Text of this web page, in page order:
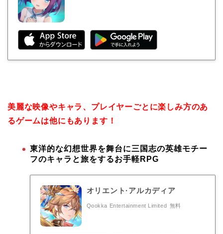
美麗な映像やキャラ、プレイヤーごとに楽しみ方のあ
るゲームは他にもあります！
東洋的な幻想世界を舞台に三国志の英雄モチー
フのキャラと旅をするお手軽RPG
オリエント·アルカディア
Qookka Entertainment Limited 無料